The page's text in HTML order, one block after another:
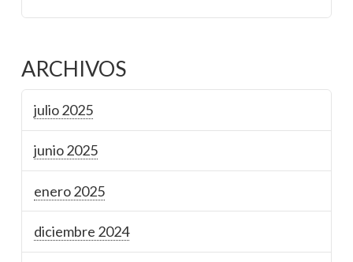
ARCHIVOS
julio 2025
junio 2025
enero 2025
diciembre 2024